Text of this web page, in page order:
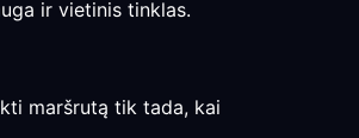
ir vietinis tinklas.
maršrutą tik tada, kai